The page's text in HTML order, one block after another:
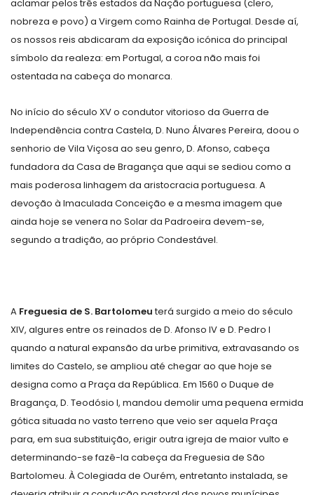
aclamar pelos três estados da Nação portuguesa (clero,
nobreza e povo) a Virgem como Rainha de Portugal. Desde aí,
os nossos reis abdicaram da exposição icónica do principal
símbolo da realeza: em Portugal, a coroa não mais foi
ostentada na cabeça do monarca.
No início do século XV o condutor vitorioso da Guerra de
Independência contra Castela, D. Nuno Álvares Pereira, doou o
senhorio de Vila Viçosa ao seu genro, D. Afonso, cabeça
fundadora da Casa de Bragança que aqui se sediou como a
mais poderosa linhagem da aristocracia portuguesa. A
devoção à Imaculada Conceição e a mesma imagem que
ainda hoje se venera no Solar da Padroeira devem-se,
segundo a tradição, ao próprio Condestável.
A Freguesia de S. Bartolomeuterá surgido a meio do século
XIV, algures entre os reinados de D. Afonso IV e D. Pedro I
quando a natural expansão da urbe primitiva, extravasando os
limites do Castelo, se ampliou até chegar ao que hoje se
designa como a Praça da República. Em 1560 o Duque de
Bragança, D. Teodósio I, mandou demolir uma pequena ermida
gótica situada no vasto terreno que veio ser aquela Praça
para, em sua substituição, erigir outra igreja de maior vulto e
determinando-se fazê-la cabeça da Freguesia de São
Bartolomeu. À Colegiada de Ourém, entretanto instalada, se